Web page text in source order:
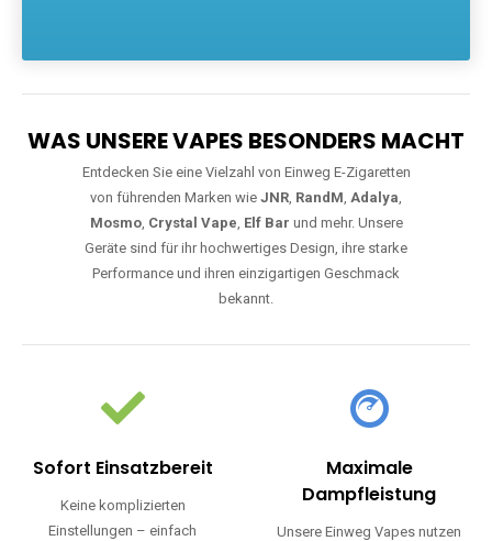
WAS UNSERE VAPES BESONDERS MACHT
Entdecken Sie eine Vielzahl von Einweg E-Zigaretten
von führenden Marken wie JNR, RandM, Adalya,
Mosmo, Crystal Vape, Elf Bar und mehr. Unsere
Geräte sind für ihr hochwertiges Design, ihre starke
Performance und ihren einzigartigen Geschmack
bekannt.
Sofort Einsatzbereit
Keine komplizierten
Einstellungen – einfach
Maximale
Dampfleistung
Unsere Einweg Vapes nutzen